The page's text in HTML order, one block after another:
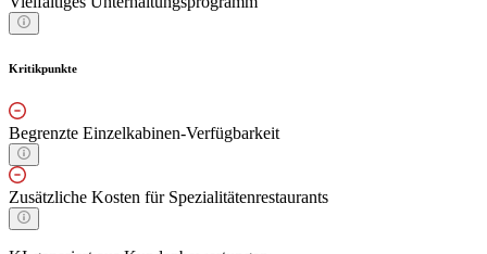
Kritikpunkte
Begrenzte Einzelkabinen-Verfügbarkeit
Zusätzliche Kosten für Spezialitätenrestaurants